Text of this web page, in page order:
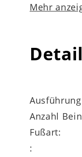
Maße
Mehr
Ausführung
Anzahl
Fußart:
: